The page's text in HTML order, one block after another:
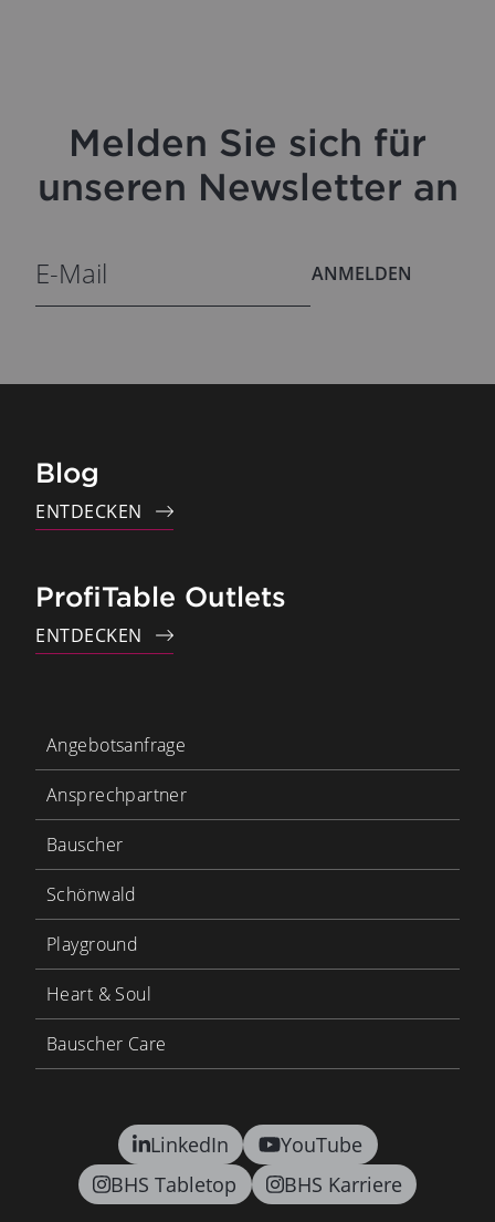
Melden Sie sich für
unseren Newsletter an
ANMELDEN
Blog
ENTDECKEN
ProfiTable Outlets
ENTDECKEN
LinkedIn
YouTube
BHS Tabletop
BHS Karriere
Angebotsanfrage
Ansprechpartner
Bauscher
Schönwald
Playground
Heart & Soul
Bauscher Care